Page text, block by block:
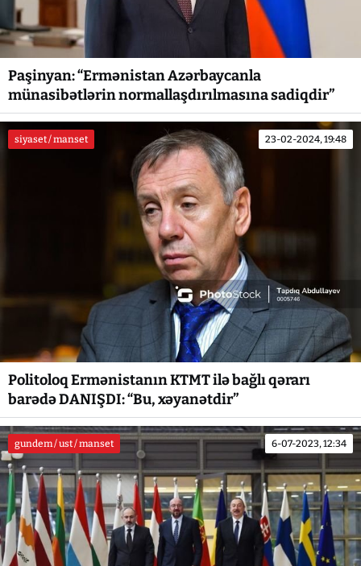
Paşinyan: “Ermənistan Azərbaycanla
münasibətlərin normallaşdırılmasına sadiqdir”
siyaset / manset 23-02-2024, 19:48
Politoloq Ermənistanın KTMT ilə bağlı qərarı
barədə DANIŞDI: “Bu, xəyanətdir”
gundem / ust / manset 6-07-2023, 12:34